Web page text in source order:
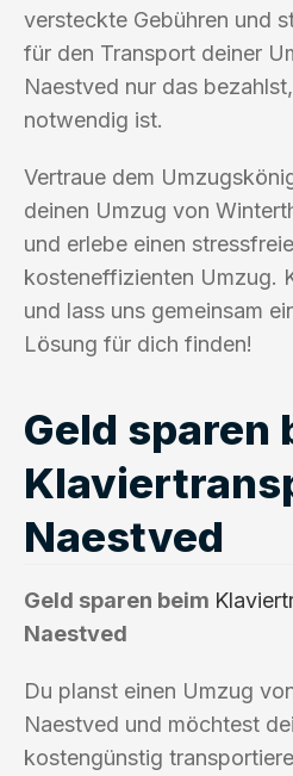
versteckte Gebühren und
für den Transport deiner
Naestved nur das
notwendig ist.
Vertraue dem
deinen Umzug von
und erlebe einen
kosteneffizienten Umzug.
und lass uns gemeinsam
Lösung für dich finden!
Geld sparen
Naestved
Geld sparen beim
Naestved
Du planst einen Umzug
Naestved und möchtest
kostengünstig